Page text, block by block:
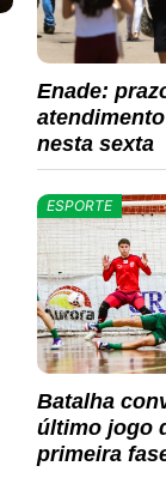
Enade:
nesta sexta
ESPORTE
Batalha
último jogo
primeira